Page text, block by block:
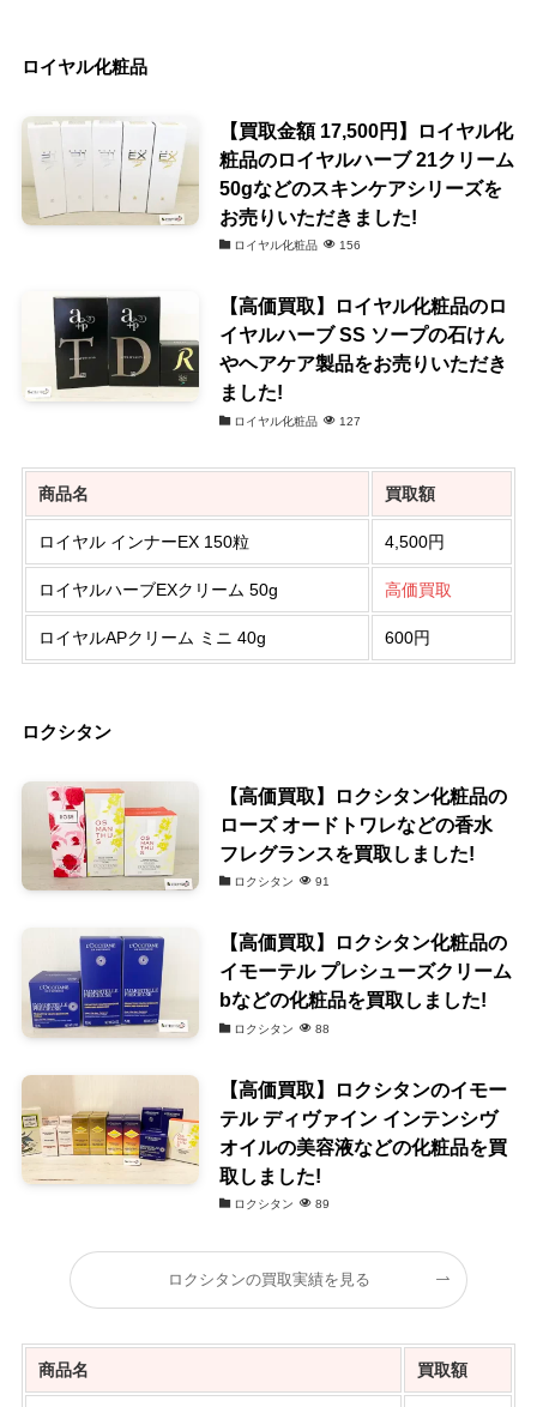
ロイヤル化粧品
【買取金額 17,500円】ロイヤル化
粧品のロイヤルハーブ 21クリーム
50gなどのスキンケアシリーズを
お売りいただきました!
ロイヤル化粧品 156
【高価買取】ロイヤル化粧品のロ
イヤルハーブ SS ソープの石けん
やヘアケア製品をお売りいただき
ました!
ロイヤル化粧品 127
商品名 買取額
ロイヤル インナーEX 150粒 4,500円
ロイヤルハーブEXクリーム 50g 高価買取
ロイヤルAPクリーム ミニ 40g 600円
ロクシタン
【高価買取】ロクシタン化粧品の
ローズ オードトワレなどの香水
フレグランスを買取しました!
ロクシタン 91
【高価買取】ロクシタン化粧品の
イモーテル プレシューズクリーム
bなどの化粧品を買取しました!
ロクシタン 88
【高価買取】ロクシタンのイモー
テル ディヴァイン インテンシヴ
オイルの美容液などの化粧品を買
取しました!
ロクシタン 89
ロクシタンの買取実績を見る
商品名 買取額